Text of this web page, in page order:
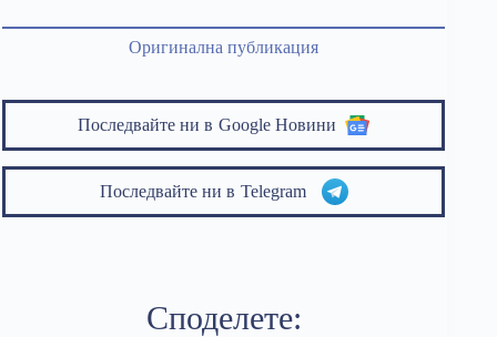
Оригинална публикация
Последвайте ни в Google Новини
Последвайте ни в Telegram
Споделете: